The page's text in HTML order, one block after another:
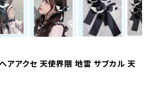
ヘアアクセ 天使界隈 地雷 サブカル 天